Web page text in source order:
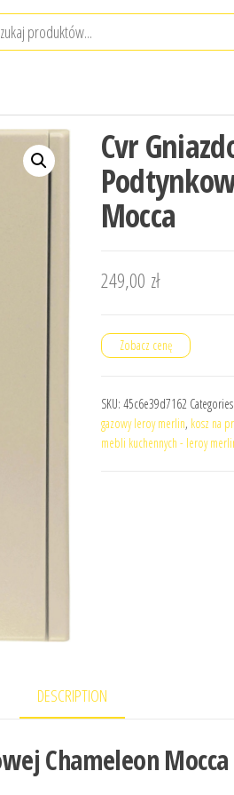
Cvr
Mocca
249,00 zł
Zobacz cenę
SKU: 45c6e39d7162 Categories:
gazowy leroy merlin, kosz na
mebli kuchennych - leroy
DESCRIPTION
Chameleon Mocca